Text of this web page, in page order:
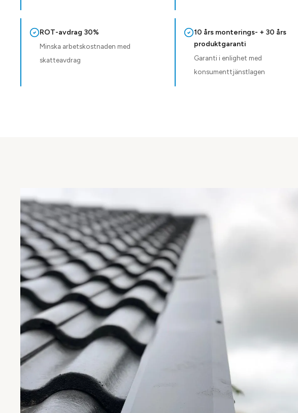
ROT-avdrag 30%
Minska arbetskostnaden med
skatteavdrag
10 års monterings- + 30 års
produktgaranti
Garanti i enlighet med
konsumenttjänstlagen